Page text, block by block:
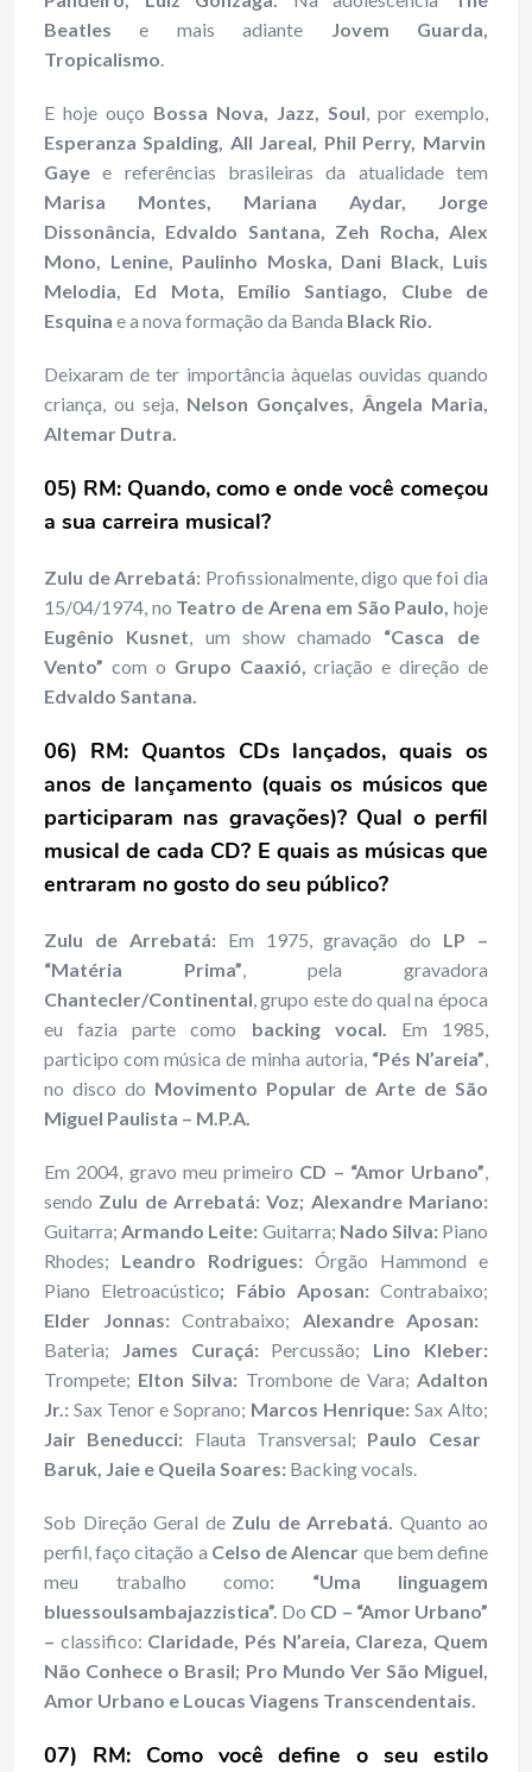
Beatlese mais adiante Jovem Guarda,
Tropicalismo.
E hoje ouço Bossa Nova, Jazz, Soul, por exemplo,
Esperanza Spalding, All Jareal, Phil Perry, Marvin
Gayee referências brasileiras da atualidade tem
Marisa Montes, Mariana Aydar, Jorge
Dissonância, Edvaldo Santana, Zeh Rocha, Alex
Mono, Lenine, Paulinho Moska, Dani Black, Luis
Melodia, Ed Mota, Emílio Santiago, Clube de
Esquina e a nova formação da Banda Black Rio.
Deixaram de ter importância àquelas ouvidas quando
criança, ou seja, Nelson Gonçalves, Ângela Maria,
Altemar Dutra.
05) RM: Quando, como e onde você começou
a sua carreira musical?
Zulu de Arrebatá: Profissionalmente, digo que foi dia
15/04/1974, no Teatro de Arena em São Paulo, hoje
Eugênio Kusnet, um show chamado “Casca de
Vento” com o Grupo Caaxió,criação e direção de
Edvaldo Santana.
06) RM: Quantos CDs lançados, quais os
anos de lançamento (quais os músicos que
participaram nas gravações)? Qual o perfil
musical de cada CD? E quais as músicas que
entraram no gosto do seu público?
Zulu de Arrebatá: Em 1975, gravação do LP –
“Matéria Prima”, pela gravadora
Chantecler/Continental, grupo este do qual na época
eu fazia parte como backing vocal. Em 1985,
participo com música de minha autoria,“Pés N’areia”,
no disco do Movimento Popular de Arte de São
Miguel Paulista – M.P.A.
Em 2004, gravo meu primeiro CD – “Amor Urbano”,
sendo Zulu de Arrebatá: Voz; Alexandre Mariano:
Guitarra; Armando Leite: Guitarra; Nado Silva: Piano
Rhodes; Leandro Rodrigues: Órgão Hammond e
Piano Eletroacústico; Fábio Aposan: Contrabaixo;
Elder Jonnas:Contrabaixo; Alexandre Aposan:
Bateria; James Curaçá: Percussão; Lino Kleber:
Trompete; Elton Silva: Trombone de Vara; Adalton
Jr.: Sax Tenor e Soprano; Marcos Henrique: Sax Alto;
Jair Beneducci: Flauta Transversal; Paulo Cesar
Baruk, Jaie e Queila Soares: Backing vocals.
Sob Direção Geral deZulu de Arrebatá. Quanto ao
perfil, faço citação a Celso de Alencar que bem define
meu trabalho como: “Uma linguagem
bluessoulsambajazzistica”. Do CD – “Amor Urbano”
– classifico: Claridade, Pés N’areia, Clareza, Quem
Não Conhece o Brasil; Pro Mundo Ver São Miguel,
Amor Urbano e Loucas Viagens Transcendentais.
07) RM: Como você define o seu estilo